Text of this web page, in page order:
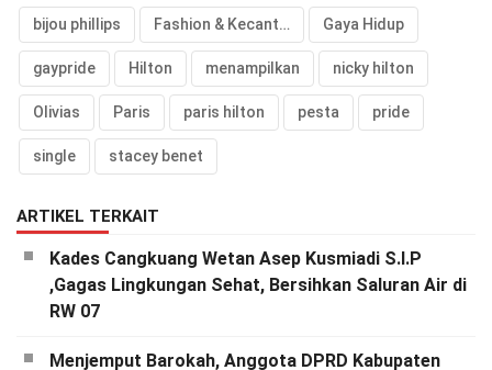
bijou phillips Fashion & Kecantikan Gaya Hidup
gaypride Hilton menampilkan nicky hilton
Olivias Paris paris hilton pesta pride
single stacey benet
ARTIKEL TERKAIT
Kades Cangkuang Wetan Asep Kusmiadi S.I.P
,Gagas Lingkungan Sehat, Bersihkan Saluran Air di
RW 07
Menjemput Barokah, Anggota DPRD Kabupaten